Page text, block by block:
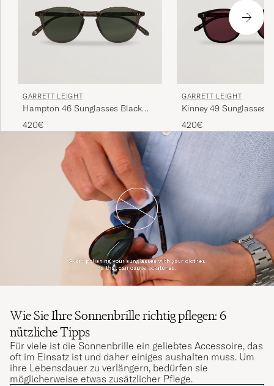
GARRETT LEIGHT
Hampton 46 Sunglasses Black
Glass
420€
GARRETT LEIGHT
Kinney 49 Sunglasses
420€
Wie Sie Ihre Sonnenbrille richtig pflegen: 6
nützliche Tipps
Für viele ist die Sonnenbrille ein geliebtes Accessoire, das
oft im Einsatz ist und daher einiges aushalten muss. Um
ihre Lebensdauer zu verlängern, bedürfen sie
möglicherweise etwas zusätzlicher Pflege.